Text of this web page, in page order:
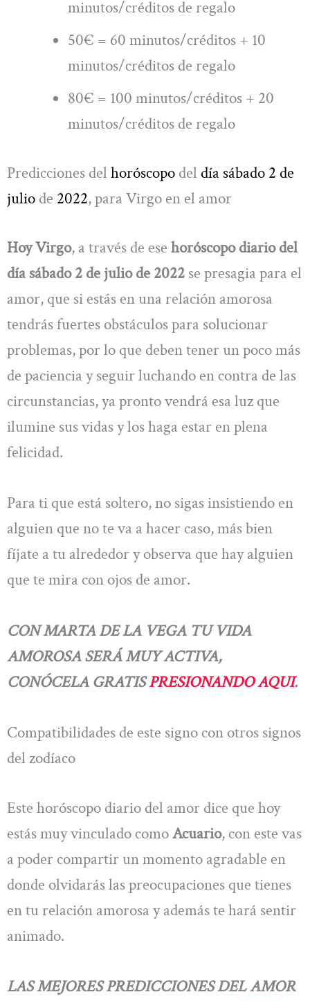
minutos/créditos de regalo
50€ = 60 minutos/créditos + 10
minutos/créditos de regalo
80€ = 100 minutos/créditos + 20
minutos/créditos de regalo
Predicciones del horóscopo del día sábado 2 de
julio de 2022, para Virgo en el amor
Hoy Virgo, a través de ese horóscopo diario del
día sábado 2 de julio de 2022 se presagia para el
amor, que si estás en una relación amorosa
tendrás fuertes obstáculos para solucionar
problemas, por lo que deben tener un poco más
de paciencia y seguir luchando en contra de las
circunstancias, ya pronto vendrá esa luz que
ilumine sus vidas y los haga estar en plena
felicidad.
Para ti que está soltero, no sigas insistiendo en
alguien que no te va a hacer caso, más bien
fíjate a tu alrededor y observa que hay alguien
que te mira con ojos de amor.
CON MARTA DE LA VEGA TU VIDA
AMOROSA SERÁ MUY ACTIVA,
CONÓCELA GRATISPRESIONANDO AQUI.
Compatibilidades de este signo con otros signos
del zodíaco
Este horóscopo diario del amor dice que hoy
estás muy vinculado comoAcuario, con este vas
a poder compartir un momento agradable en
donde olvidarás las preocupaciones que tienes
en tu relación amorosa y además te hará sentir
animado.
LAS MEJORES PREDICCIONES DEL AMOR